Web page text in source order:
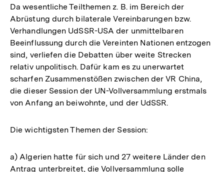
Da wesentliche Teilthemen z. B. im Bereich der
Abrüstung durch bilaterale Vereinbarungen bzw.
Verhandlungen UdSSR-USA der unmittelbaren
Beeinflussung durch die Vereinten Nationen entzogen
sind, verliefen die Debatten über weite Strecken
relativ unpolitisch. Dafür kam es zu unerwartet
scharfen Zusammenstößen zwischen der VR China,
die dieser Session der UN-Vollversammlung erstmals
von Anfang an beiwohnte, und der UdSSR.
Die wichtigsten Themen der Session:
a) Algerien hatte für sich und 27 weitere Länder den
Antrag unterbreitet, die Vollversammlung solle